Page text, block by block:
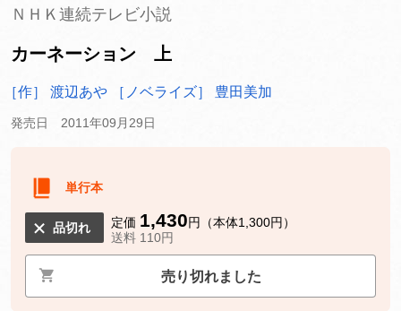
ＮＨＫ連続テレビ小説
カーネーション 上
［作］ 渡辺あや ［ノベライズ］ 豊田美加
発売日 2011年09月29日
単行本
品切れ 定価 1,430円（本体1,300円）
送料 110円
売り切れました